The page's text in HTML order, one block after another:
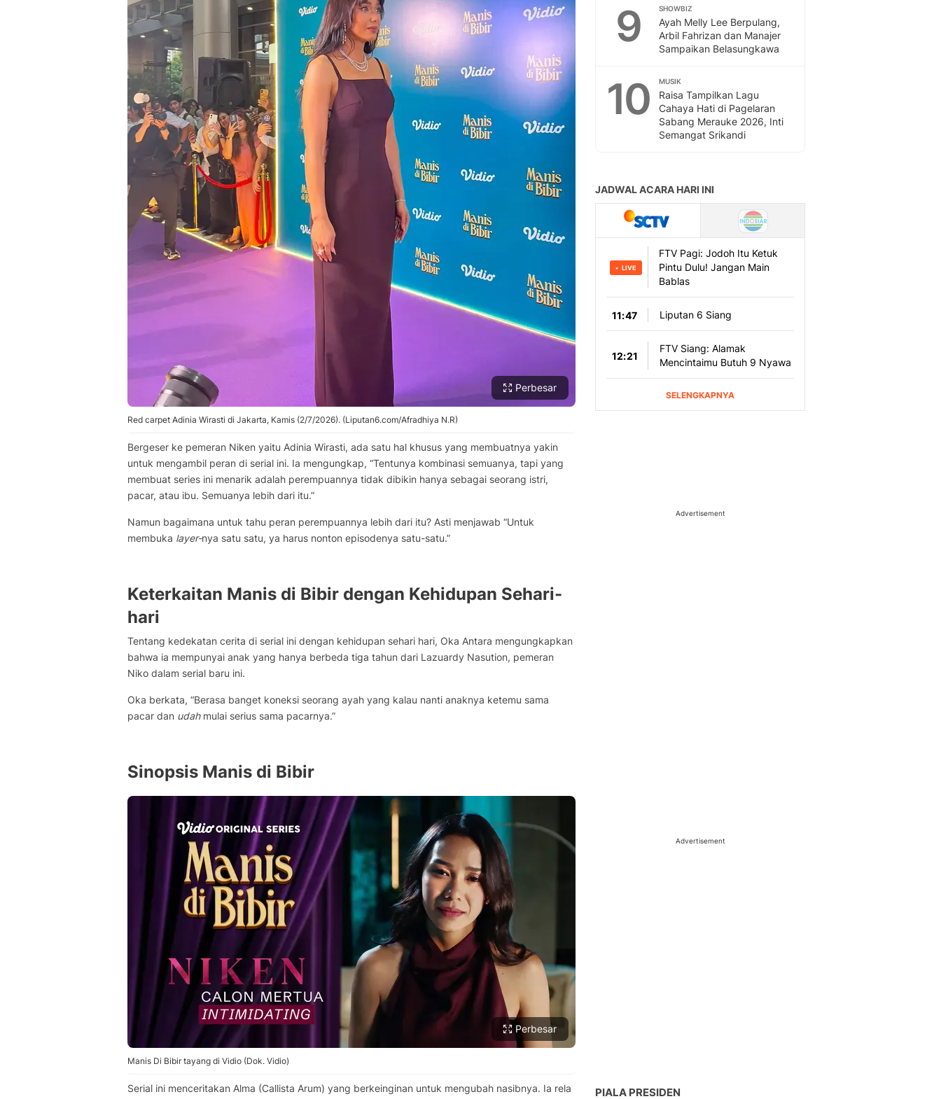
Perbesar
Red carpet Adinia Wirasti di Jakarta, Kamis (2/7/2026). (Liputan6.com/Afradhiya N.R)
Bergeser ke pemeran Niken yaitu Adinia Wirasti, ada satu hal khusus yang membuatnya yakin
untuk mengambil peran di serial ini. Ia mengungkap, “Tentunya kombinasi semuanya, tapi yang
membuat series ini menarik adalah perempuannya tidak dibikin hanya sebagai seorang istri,
pacar, atau ibu. Semuanya lebih dari itu.”
Namun bagaimana untuk tahu peran perempuannya lebih dari itu? Asti menjawab “Untuk
membuka layer-nya satu satu, ya harus nonton episodenya satu-satu.”
Keterkaitan Manis di Bibir dengan Kehidupan Sehari-
hari
Tentang kedekatan cerita di serial ini dengan kehidupan sehari hari, Oka Antara mengungkapkan
bahwa ia mempunyai anak yang hanya berbeda tiga tahun dari Lazuardy Nasution, pemeran
Niko dalam serial baru ini.
Oka berkata, “Berasa banget koneksi seorang ayah yang kalau nanti anaknya ketemu sama
pacar dan udahmulai serius sama pacarnya.”
Sinopsis Manis di Bibir
Perbesar
Manis Di Bibir tayang di Vidio (Dok. Vidio)
Serial ini menceritakan Alma (Callista Arum) yang berkeinginan untuk mengubah nasibnya. Ia rela
9 SHOWBIZ
Ayah Melly Lee Berpulang,
Arbil Fahrizan dan Manajer
Sampaikan Belasungkawa
10 MUSIK
Raisa Tampilkan Lagu
Cahaya Hati di Pagelaran
Sabang Merauke 2026, Inti
Semangat Srikandi
Advertisement
Advertisement
PIALA PRESIDEN